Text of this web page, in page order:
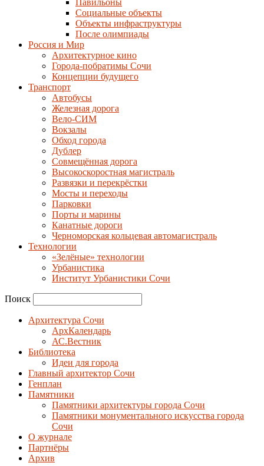
Павильоны
Социальные объекты
Объекты инфраструктуры
После олимпиады
Россия и Мир
Архитектурное кино
Города-побратимы Сочи
Концепции будущего
Транспорт
Автобусы
Железная дорога
Вело-СИМ
Вокзалы
Обход города
Дублер
Совмещённая дорога
Высокоскоростная магистраль
Развязки и перекрёстки
Мосты и переходы
Парковки
Порты и марины
Канатные дороги
Черноморская кольцевая автомагистраль
Технологии
«Зелёные» технологии
Урбанистика
Институт Урбанистики Сочи
Поиск
Архитектура Сочи
АрхКалендарь
АС.Вестник
Библиотека
Идеи для города
Главный архитектор Сочи
Генплан
Памятники
Памятники архитектуры города Сочи
Памятники монументального искусства города
Сочи
О журнале
Партнёры
Архив